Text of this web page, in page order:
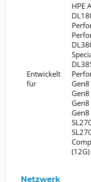
Entwickelt
für
HPE
Netzwerk